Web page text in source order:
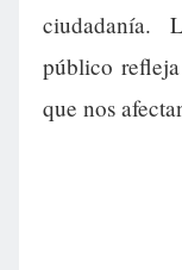
ciudadanía.
público
que nos